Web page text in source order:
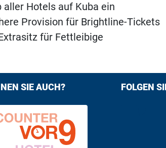
Hotels auf Kuba ein
Provision für Brightline-Tickets
für Fettleibige
SIE AUCH? FOLGEN